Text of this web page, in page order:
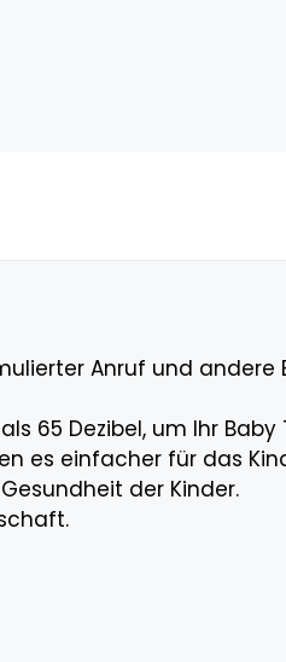
Anruf und
65 Dezibel, um Ihr
es einfacher für das
der Kinder.